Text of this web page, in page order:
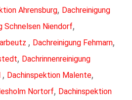
Ahrensburg, Dachreinigung
Schnelsen Niendorf,
, Dachreinigung Fehmarn,
, Dachrinnenreinigung
, Dachinspektion Malente,
Nortorf, Dachinspektion